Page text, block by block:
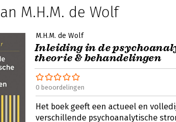
M.H.M. de Wolf
M.H.M. de Wolf
Inleiding in de
theorie & behandelingen
0 beoordelingen
Het boek geeft een actueel en
verschillende psychoanalytische